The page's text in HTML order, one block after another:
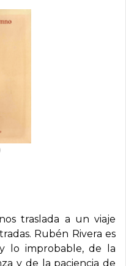
traslada a un viaje
Rubén Rivera es
lo improbable, de la
y de la paciencia de